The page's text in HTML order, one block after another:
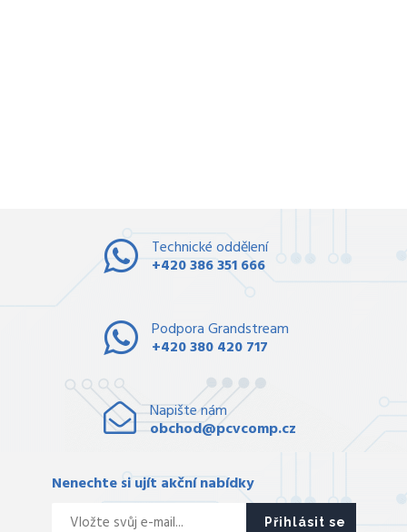
Technické oddělení
+420 386 351 666
Podpora Grandstream
+420 380 420 717
Napište nám
obchod@pcvcomp.cz
Nenechte si ujít akční nabídky
Přihlásit se